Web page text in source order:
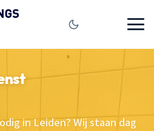
in Leiden? Wij staan dag